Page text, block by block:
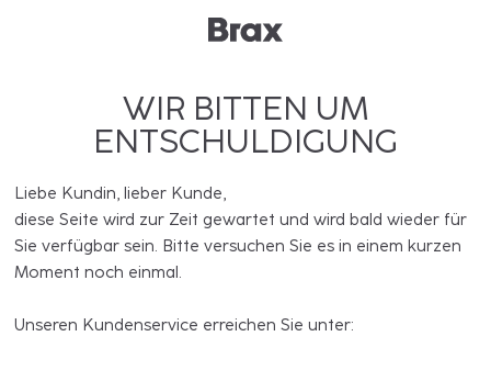
WIR BITTEN UM
ENTSCHULDIGUNG
Liebe Kundin, lieber Kunde,
diese Seite wird zur Zeit gewartet und wird bald wieder für
Sie verfügbar sein. Bitte versuchen Sie es in einem kurzen
Moment noch einmal.
Unseren Kundenservice erreichen Sie unter: